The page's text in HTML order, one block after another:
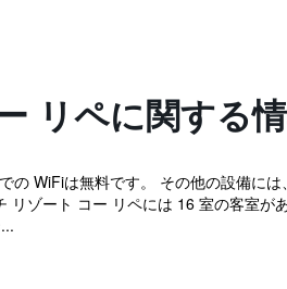
リペに関する
の WiFiは無料です。 その他の設備に
ゾート コー リペには 16 室の客室が